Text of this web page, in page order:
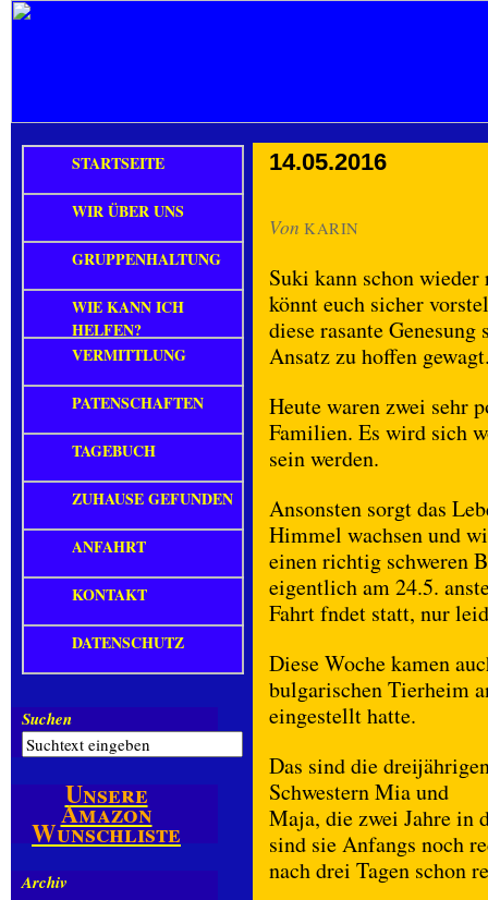
14.05.2016
Von KARIN
Suki kann schon
könnt euch sicher
diese rasante
Ansatz zu hoffen
Heute waren zwei sehr
Familien. Es wird sich
sein werden.
Ansonsten sorgt das
Himmel wachsen und
einen richtig schweren
eigentlich am 24.5.
Fahrt fndet statt, nur
Diese Woche kamen
bulgarischen Tierheim
eingestellt hatte.
Das sind die
Schwestern Mia und
Maja, die zwei Jahre in
sind sie Anfangs noch
nach drei Tagen schon
STARTSEITE
WIR ÜBER UNS
GRUPPENHALTUNG
WIE KANN ICH
HELFEN?
VERMITTLUNG
PATENSCHAFTEN
TAGEBUCH
ZUHAUSE GEFUNDEN
ANFAHRT
KONTAKT
DATENSCHUTZ
Suchen
Unsere
Amazon
Wunschliste
Archiv